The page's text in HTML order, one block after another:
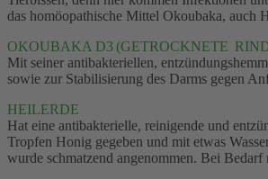
das homöopathische Mittel Okoubaka, auch
OKOUBAKA D3 (GETROCKNETE
Mit seiner antibakteriellen,
sowie zur Stabilisierung des Darms gegen
HEILERDE
Hat eine antibakterielle, reinigende und
Tropfen Honig gegeben und mit etwas
wurde schmatzend angenommen. Bei